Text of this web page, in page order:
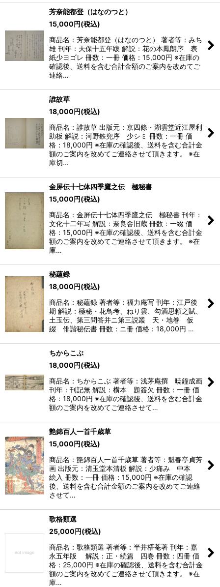
芳奈能都登（はなのつと）
15,000円(税込)
商品名：芳奈能都登（はなのつと） 著者等：みち
雄 刊年：天保十五年跋 解説：花の本鳳朗序 表
紙少ヨゴレ 冊数：一冊 価格：15,000円 ※在庫の
確認後、送料を含む合計金額のご案内を改めてご
連絡…
誰故草
18,000円(税込)
商品名：誰故草 出版元：京四條・湖雲堂近江屋利
助板 解説：河野鉄兜序 少シミ 冊数：一冊 価
格：18,000円 ※在庫の確認後、送料を含む合計金
額のご案内を改めてご連絡させて頂きます。 ※在
庫切…
金屏伝十七体四季鷹之伝 極秘書
15,000円(税込)
商品名：金屏伝十七体四季鷹之伝 極秘書 刊年：
文化十二年写 解説：奈良舎旧蔵 冊数：一綴 価
格：15,000円 ※在庫の確認後、送料を含む合計金
額のご案内を改めてご連絡させて頂きます。 ※在
庫…
秘蘊録
18,000円(税込)
商品名：秘蘊録 著者等：福力庵写 刊年：江戸後
期 解説：極秘・花鳥考、ねり雲、勾酒思頼之賦、
土玉伝、第三問答并ニ第三説叢 天・地巻 仮
綴 俳諧秘伝書 冊数：ニ冊 価格：18,000円 …
ちからこぶ
18,000円(税込)
商品名：ちからこぶ 著者等：浅茅庵撰 暁鐘成画
刊年：刊記無 解説：横本 題簽欠 冊数：一冊 価
格：18,000円 ※在庫の確認後、送料を含む合計金
額のご案内を改めてご連絡させて…
艶錦百人一首千歳草
15,000円(税込)
商品名：艶錦百人一首千歳草 著者等：魁春亭貞芳
画 出版元：清玉堂本清板 解説：少痛み 中本
絵入 冊数：一冊 価格：15,000円 ※在庫の確認
後、送料を含む合計金額のご案内を改めてご連絡
させて…
歌格類選
25,000円(税込)
商品名：歌格類選 著者等：半井梧菴著 刊年：嘉
永五年版 解説：正・続篇 四巻 冊数：四冊 価
格：25,000円 ※在庫の確認後、送料を含む合計金
額のご案内を改めてご連絡させて頂きます。 ※在
庫…